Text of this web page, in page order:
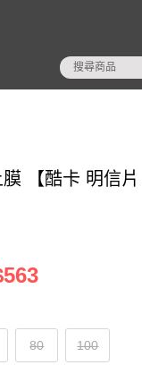
【酷卡 明信
80 100